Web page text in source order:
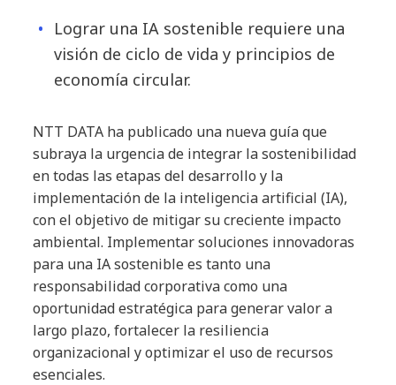
Lograr una IA sostenible requiere una
visión de ciclo de vida y principios de
economía circular.
NTT DATA ha publicado una nueva guía que
subraya la urgencia de integrar la sostenibilidad
en todas las etapas del desarrollo y la
implementación de la inteligencia artificial (IA),
con el objetivo de mitigar su creciente impacto
ambiental. Implementar soluciones innovadoras
para una IA sostenible es tanto una
responsabilidad corporativa como una
oportunidad estratégica para generar valor a
largo plazo, fortalecer la resiliencia
organizacional y optimizar el uso de recursos
esenciales.